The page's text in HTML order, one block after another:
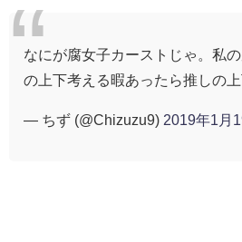
なにが腐女子カーストじゃ。私
の上下考える暇あったら推しの
— ちず (@Chizuzu9) 2019年1月